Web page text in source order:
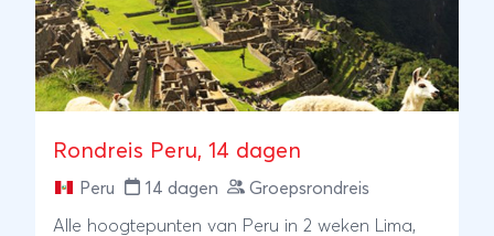
Rondreis Peru, 14 dagen
Peru 14 dagen Groepsrondreis
Alle hoogtepunten van Peru in 2 weken Lima,